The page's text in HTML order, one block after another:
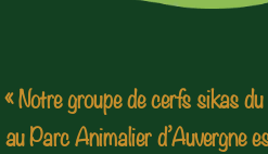
« Notre groupe de cerfs sikas
au Parc Animalier d’Auvergne